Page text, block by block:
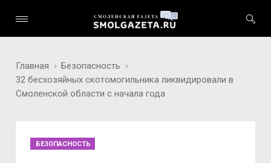
Главная
Безопасность
32 бесхозяйных скотомогильника ликвидировали в
Смоленской области с начала года
БЕЗОПАСНОСТЬ